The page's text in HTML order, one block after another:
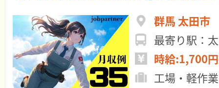
群馬 太田市
最寄り駅：
時給:1,700
工場・軽作業